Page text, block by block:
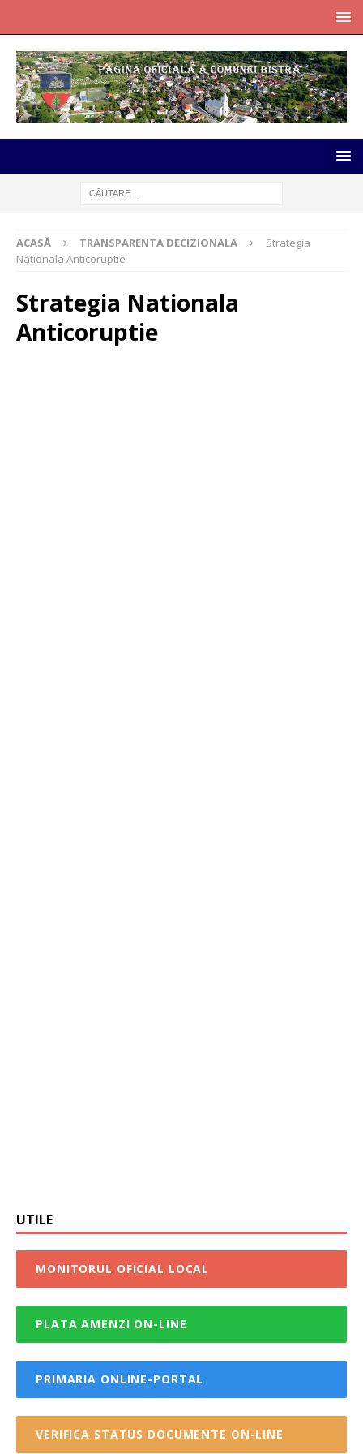
ACASĂ TRANSPARENTA DECIZIONALA
Strategia
Nationala Anticoruptie
Strategia Nationala
Anticoruptie
UTILE
MONITORUL OFICIAL LOCAL
PLATA AMENZI ON-LINE
PRIMARIA ONLINE-PORTAL
VERIFICA STATUS DOCUMENTE ON-LINE